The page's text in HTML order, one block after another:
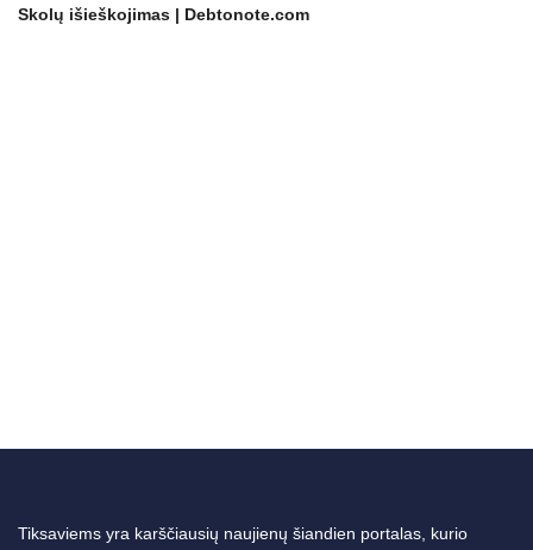
Skolų išieškojimas | Debtonote.com
Tiksaviems yra karščiausių naujienų šiandien portalas, kurio